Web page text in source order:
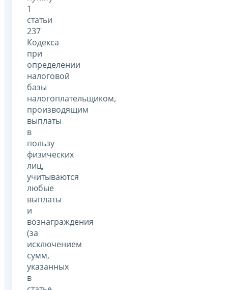
1
статьи
237
Кодекса
при
определении
налоговой
базы
налогоплательщиком,
производящим
выплаты
в
пользу
физических
лиц,
учитываются
любые
выплаты
и
вознаграждения
(за
исключением
сумм,
указанных
в